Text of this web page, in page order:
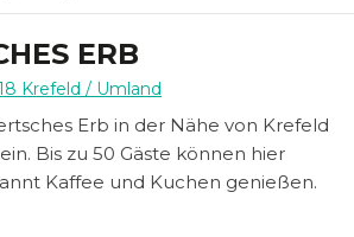
ERB
Krefeld / Umland
Erb in der Nähe von Krefeld
Bis zu 50 Gäste können hier
Kaffee und Kuchen genießen.